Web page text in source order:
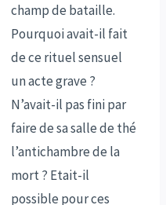
champ de bataille.
Pourquoi avait-il fait
de ce rituel sensuel
un acte grave ?
N’avait-il pas fini par
faire de sa salle de thé
l’antichambre de la
mort ? Etait-il
possible pour ces